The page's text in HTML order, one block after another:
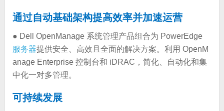
通过自动基础架构提高效率并加速运营
● Dell OpenManage 系统管理产品组合为 PowerEdge
服务器提供安全、高效且全面的解决方案。利用 OpenM
anage Enterprise 控制台和 iDRAC，简化、自动化和集
中化一对多管理。
可持续发展